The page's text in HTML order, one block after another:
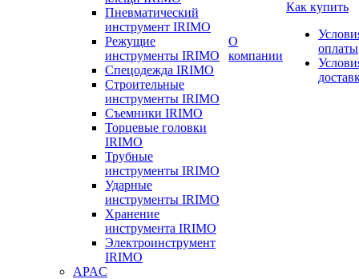
Пневматический
инструмент IRIMO
Режущие
инструменты IRIMO
Спецодежда IRIMO
Строительные
инструменты IRIMO
Съемники IRIMO
Торцевые головки
IRIMO
Трубные
инструменты IRIMO
Ударные
инструменты IRIMO
Хранение
инструмента IRIMO
Электроинструмент
IRIMO
APAC
О
компании
Как купить
оплаты